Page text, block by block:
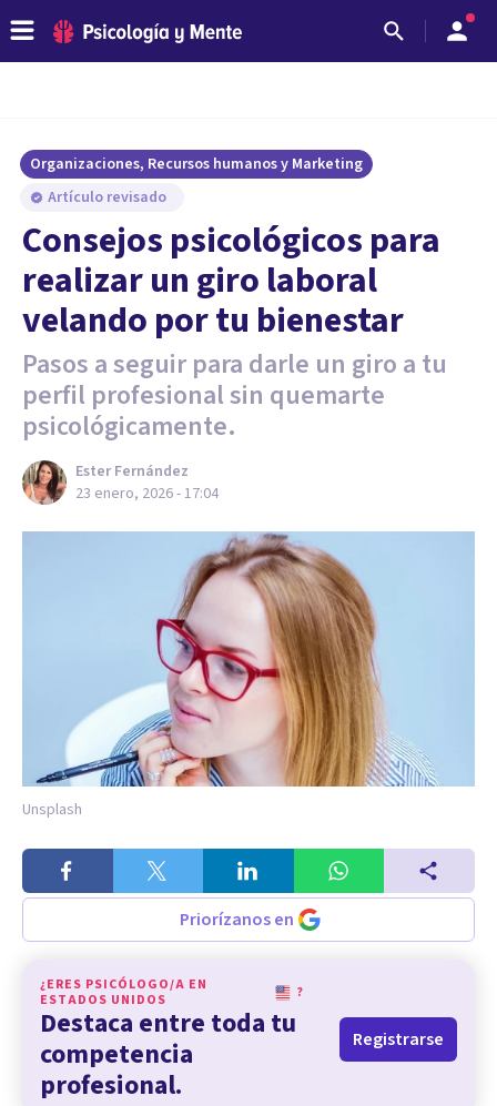
Organizaciones, Recursos humanos y Marketing
Artículo revisado
Consejos psicológicos para
realizar un giro laboral
velando por tu bienestar
Pasos a seguir para darle un giro a tu
perfil profesional sin quemarte
psicológicamente.
Ester Fernández
23 enero, 2026 - 17:04
Unsplash
Priorízanos en
¿ERES PSICÓLOGO/A EN
ESTADOS UNIDOS
?
Destaca entre toda tu
competencia
profesional.
Registrarse